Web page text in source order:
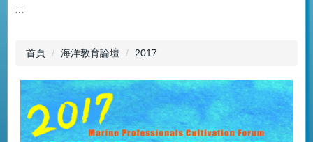
:::
首頁 海洋教育論壇 2017